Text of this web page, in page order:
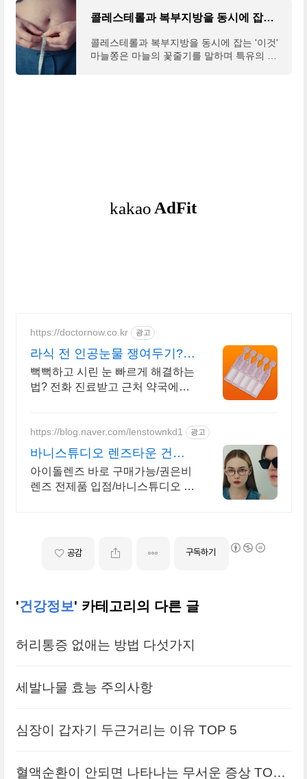
콜레스테롤과 복부지방을 동시에 잡는 '이것'
콜레스테롤과 복부지방을 동시에 잡는 '이것'
마늘쫑은 마늘의 꽃줄기를 말하며 특유의 향
https://doctornow.co.kr 광고
라식 전 인공눈물 쟁여두기? 6
통 이상 한번에 처방 가능
뻑뻑하고 시린 눈 빠르게 해결하는
법? 전화 진료받고 근처 약국에서
https://blog.naver.com/lenstownkd1 광고
바니스튜디오 렌즈타운 건대
점
아이돌렌즈 바로 구매가능/권은비
렌즈 전제품 입점/바니스튜디오 안
공감 구독하기
'건강정보' 카테고리의 다른 글
허리통증 없애는 방법 다섯가지
세발나물 효능 주의사항
심장이 갑자기 두근거리는 이유 TOP 5
혈액순환이 안되면 나타나는 무서운 증상 TOP